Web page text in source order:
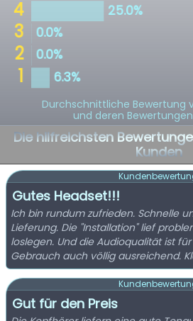
Durchschnittliche Bewertung
und deren
Die hilfreichsten
Kunden
Gutes Headset!!!
Ich bin rundum zufrieden. Schnelle
Lieferung. Die "Installation" lief
loslegen. Und die Audioqualität ist
Gebrauch auch völlig ausreichend.
Gut für den Preis